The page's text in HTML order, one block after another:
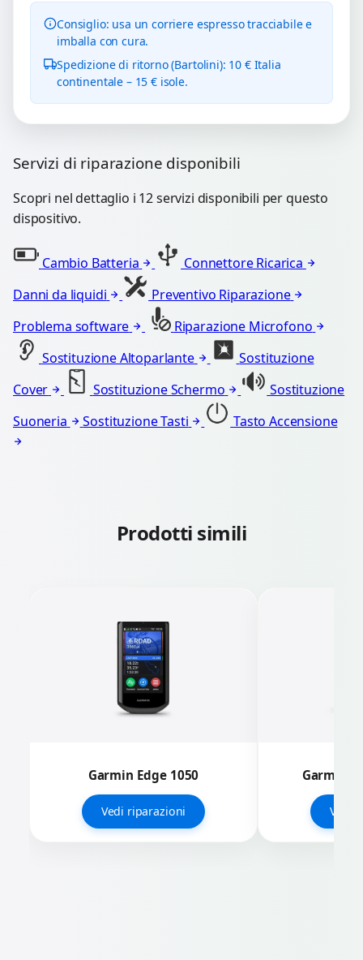
Consiglio: usa un corriere espresso tracciabile e
imballa con cura.
Spedizione di ritorno (Bartolini): 10 € Italia
continentale – 15 € isole.
Servizi di riparazione disponibili
Scopri nel dettaglio i 12 servizi disponibili per questo
dispositivo.
Cambio Batteria
Connettore Ricarica
Danni da liquidi
Preventivo Riparazione
Problema software
Riparazione Microfono
Sostituzione Altoparlante
Sostituzione
Cover
Sostituzione Schermo
Sostituzione
Suoneria
Sostituzione Tasti Tasto Accensione
Prodotti simili
Garmin Edge 1050
Vedi riparazioni
Garmin
Vedi